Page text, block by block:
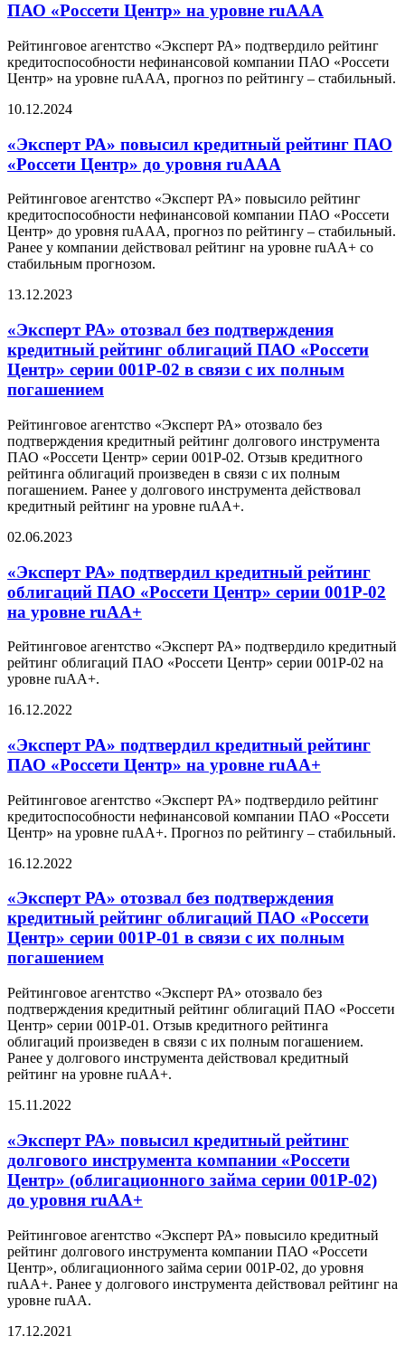
ПАО «Россети Центр» на уровне ruAАА
Рейтинговое агентство «Эксперт РА» подтвердило рейтинг
кредитоспособности нефинансовой компании ПАО «Россети
Центр» на уровне ruAАА, прогноз по рейтингу – стабильный.
10.12.2024
«Эксперт РА» повысил кредитный рейтинг ПАО
«Россети Центр» до уровня ruAАА
Рейтинговое агентство «Эксперт РА» повысило рейтинг
кредитоспособности нефинансовой компании ПАО «Россети
Центр» до уровня ruAАА, прогноз по рейтингу – стабильный.
Ранее у компании действовал рейтинг на уровне ruАА+ со
стабильным прогнозом.
13.12.2023
«Эксперт РА» отозвал без подтверждения
кредитный рейтинг облигаций ПАО «Россети
Центр» серии 001Р-02 в связи с их полным
погашением
Рейтинговое агентство «Эксперт РА» отозвало без
подтверждения кредитный рейтинг долгового инструмента
ПАО «Россети Центр» серии 001Р-02. Отзыв кредитного
рейтинга облигаций произведен в связи с их полным
погашением. Ранее у долгового инструмента действовал
кредитный рейтинг на уровне ruАА+.
02.06.2023
«Эксперт РА» подтвердил кредитный рейтинг
облигаций ПАО «Россети Центр» серии 001Р-02
на уровне ruАА+
Рейтинговое агентство «Эксперт РА» подтвердило кредитный
рейтинг облигаций ПАО «Россети Центр» серии 001Р-02 на
уровне ruAА+.
16.12.2022
«Эксперт РА» подтвердил кредитный рейтинг
ПАО «Россети Центр» на уровне ruAA+
Рейтинговое агентство «Эксперт РА» подтвердило рейтинг
кредитоспособности нефинансовой компании ПАО «Россети
Центр» на уровне ruAA+. Прогноз по рейтингу – стабильный.
16.12.2022
«Эксперт РА» отозвал без подтверждения
кредитный рейтинг облигаций ПАО «Россети
Центр» серии 001Р-01 в связи с их полным
погашением
Рейтинговое агентство «Эксперт РА» отозвало без
подтверждения кредитный рейтинг облигаций ПАО «Россети
Центр» серии 001Р-01. Отзыв кредитного рейтинга
облигаций произведен в связи с их полным погашением.
Ранее у долгового инструмента действовал кредитный
рейтинг на уровне ruАА+.
15.11.2022
«Эксперт РА» повысил кредитный рейтинг
долгового инструмента компании «Россети
Центр» (облигационного займа серии 001Р-02)
до уровня ruАА+
Рейтинговое агентство «Эксперт РА» повысило кредитный
рейтинг долгового инструмента компании ПАО «Россети
Центр», облигационного займа серии 001Р-02, до уровня
ruAА+. Ранее у долгового инструмента действовал рейтинг на
уровне ruАА.
17.12.2021